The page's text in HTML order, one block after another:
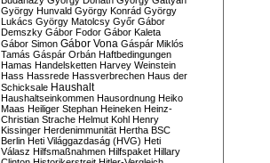
György Hunvald György Konrád György
Lukács György Matolcsy Győr Gábor
Demszky Gábor Fodor Gábor Kaleta
Gábor Simon Gábor Vona Gáspár Miklós
Tamás Gáspár Orbán Haftbedingungen
Hamas Handelsketten Harvey Weinstein
Hass Hassrede Hassverbrechen Haus der
Schicksale Haushalt
Haushaltseinkommen Hausordnung Heiko
Maas Heiliger Stephan Heineken Heinz-
Christian Strache Helmut Kohl Henry
Kissinger Herdenimmunität Hertha BSC
Berlin Heti Világgazdaság (HVG) Heti
Válasz Hilfsmaßnahmen Hilfspaket Hillary